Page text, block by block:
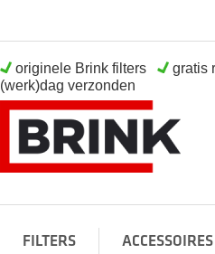
originele Brink filters gratis
(werk)dag verzonden
FILTERS ACCESSOIRES